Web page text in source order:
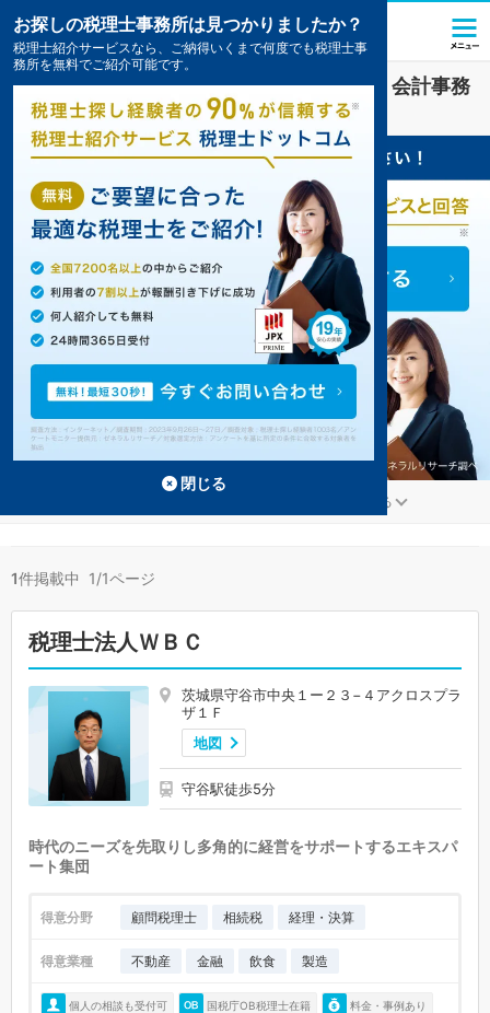
金融業界に強い守谷市(茨城県)の税理士・会計事務
所の一覧1件掲載中
もっと見る
1件掲載中 1/1ページ
税理士法人ＷＢＣ
茨城県守谷市中央１ー２３−４アクロスプラ
ザ１Ｆ
地図
守谷駅徒歩5分
時代のニーズを先取りし多角的に経営をサポートするエキスパ
ート集団
得意分野 顧問税理士 相続税 経理・決算
得意業種 不動産 金融 飲食 製造
個人の相談も受付可 国税庁OB税理士在籍 料金・事例あり
お探しの税理士事務所は見つかりましたか？
税理士紹介サービスなら、ご納得いくまで何度でも税理士事
務所を無料でご紹介可能です。
閉じる